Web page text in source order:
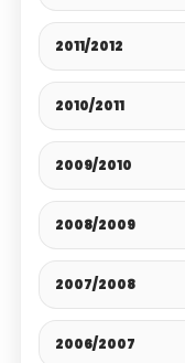
2011/2012
2010/2011
2009/2010
2008/2009
2007/2008
2006/2007